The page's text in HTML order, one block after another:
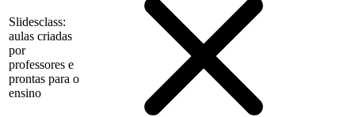
Slidesclass:
aulas criadas
por
professores e
prontas para o
ensino